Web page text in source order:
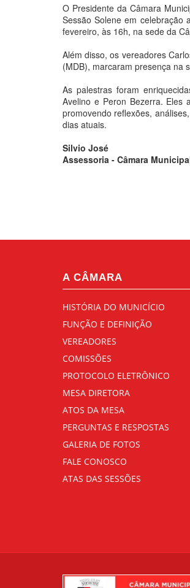
O Presidente da Câmara
Sessão Solene em celebração
fevereiro, às 16h, na sede da
Além disso, os vereadores
(MDB), marcaram presença na
As palestras foram
Avelino e Peron Bezerra. Eles
promovendo reflexões,
dias atuais.
Silvio José
Assessoria - Câmara
A CÂMARA
HISTÓRIA DO MUNICÍCIO
FUNÇÃO E DEFINIÇÃO
VEREADORES
COMISSÕES
PROTOCOLO ELETRÔNICO
MESA DIRETORA
ATOS DA MESA
PERGUNTAS E RESPOSTAS
GALERIA DE FOTOS
FALE CONOSCO
ATAS DAS SESSÕES